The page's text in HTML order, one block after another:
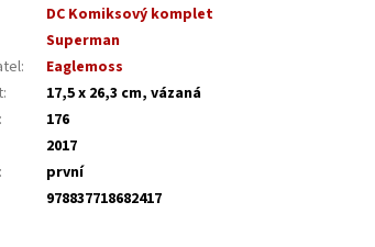
DC Komiksový komplet
Superman
:
Eaglemoss
:
17,5 x 26,3 cm, vázaná
:
176
2017
:
první
978837718682417